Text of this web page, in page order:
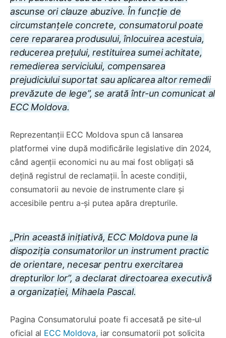
ascunse ori clauze abuzive. În funcție de
circumstanțele concrete, consumatorul poate
cere repararea produsului, înlocuirea acestuia,
reducerea prețului, restituirea sumei achitate,
remedierea serviciului, compensarea
prejudiciului suportat sau aplicarea altor remedii
prevăzute de lege”, se arată într-un comunicat al
ECC Moldova.
Reprezentanții ECC Moldova spun că lansarea
platformei vine după modificările legislative din 2024,
când agenții economici nu au mai fost obligați să
dețină registrul de reclamații. În aceste condiții,
consumatorii au nevoie de instrumente clare și
accesibile pentru a-și putea apăra drepturile.
„Prin această inițiativă, ECC Moldova pune la
dispoziția consumatorilor un instrument practic
de orientare, necesar pentru exercitarea
drepturilor lor”, a declarat directoarea executivă
a organizației, Mihaela Pascal.
Pagina Consumatorului poate fi accesată pe site-ul
oficial al ECC Moldova, iar consumatorii pot solicita